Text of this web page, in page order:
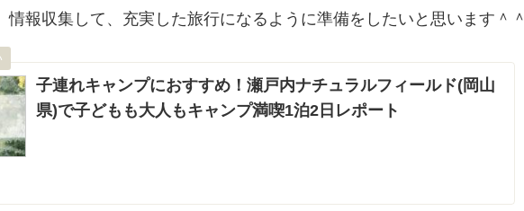
情報収集して、充実した旅行になるように準備をしたいと思います＾＾
子連れキャンプにおすすめ！瀬戸内ナチュラルフィールド(岡山
県)で子どもも大人もキャンプ満喫1泊2日レポート